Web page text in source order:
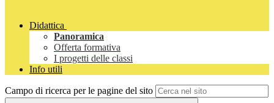
Didattica
Panoramica
Offerta formativa
I progetti delle classi
Info utili
Campo di ricerca per le pagine del sito